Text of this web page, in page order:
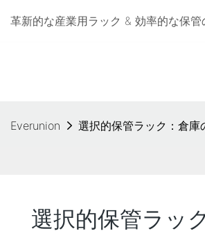
革新的な産業用ラック & 効率的な保
Everunion 選択的保管ラック：倉庫
選択的保管ラッ